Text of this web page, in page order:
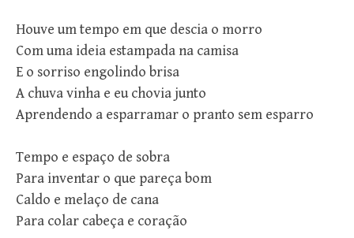
Houve um tempo em que descia o morro
Com uma ideia estampada na camisa
E o sorriso engolindo brisa
A chuva vinha e eu chovia junto
Aprendendo a esparramar o pranto sem esparro
Tempo e espaço de sobra
Para inventar o que pareça bom
Caldo e melaço de cana
Para colar cabeça e coração